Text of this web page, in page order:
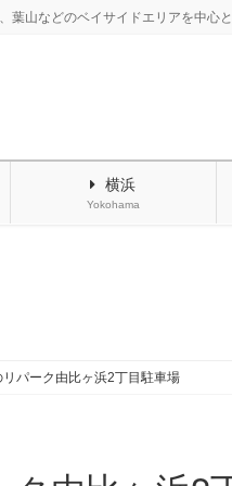
葉山などのベイサイドエリアを中心
横浜
Yokohama
リパーク由比ヶ浜2丁目駐車場